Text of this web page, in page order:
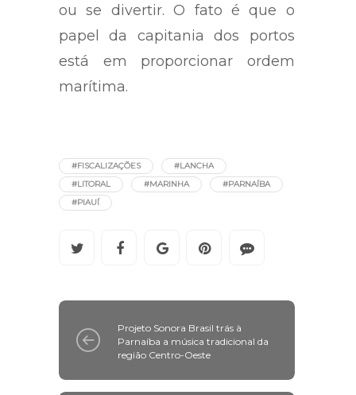
ou se divertir. O fato é que o
papel da capitania dos portos
está em proporcionar ordem
marítima.
#FISCALIZAÇÕES
#LANCHA
#LITORAL
#MARINHA
#PARNAÍBA
#PIAUÍ
Projeto Sonora Brasil trás à
Parnaíba a música tradicional da
região Centro-Oeste